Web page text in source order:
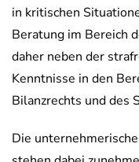
in kritischen
Beratung im Bereich
daher neben der
Kenntnisse in den
Bilanzrechts und des
Die